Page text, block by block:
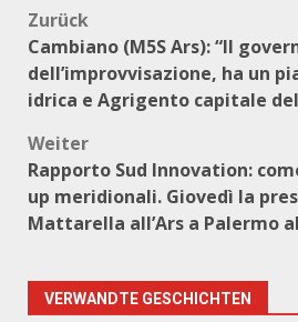
Beitragsnavigation
Zurück
Cambiano (M5S Ars): “Il
dell’improvvisazione, ha un
idrica e Agrigento capitale
Weiter
Rapporto Sud Innovation:
up meridionali. Giovedì la
Mattarella all’Ars a Palermo
VERWANDTE GESCHICHTEN